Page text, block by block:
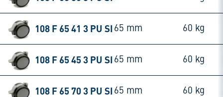
108 F 65 41 3 PU SI 65 mm 60 kg
108 F 65 45 3 PU SI 65 mm 60 kg
108 F 65 70 3 PU SI 65 mm 60 kg